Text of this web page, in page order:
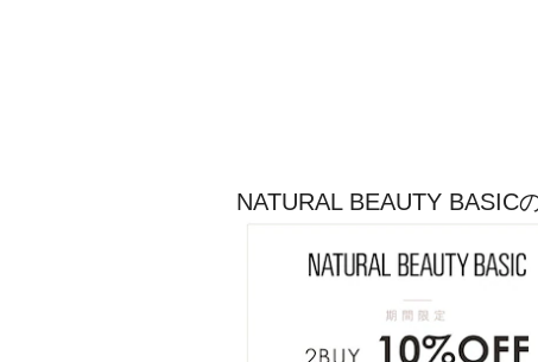
NATURAL BEAUTY BASIC